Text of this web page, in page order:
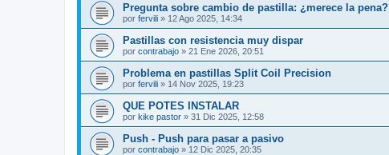
Pregunta sobre cambio de pastilla: ¿merece la pena?
por fervili » 12 Ago 2025, 14:34
Pastillas con resistencia muy dispar
por contrabajo » 21 Ene 2026, 20:51
Problema en pastillas Split Coil Precision
por fervili » 14 Nov 2025, 19:23
QUE POTES INSTALAR
por kike pastor » 31 Dic 2025, 12:58
Push - Push para pasar a pasivo
por contrabajo » 12 Dic 2025, 20:35